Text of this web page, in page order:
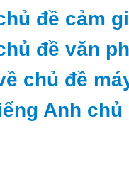
đề cảm
đề văn
chủ đề
Anh